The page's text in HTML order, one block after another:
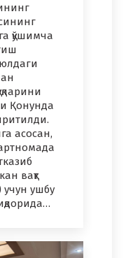
қўшимча
Қонунда
асосан,
вақт
учун ушбу